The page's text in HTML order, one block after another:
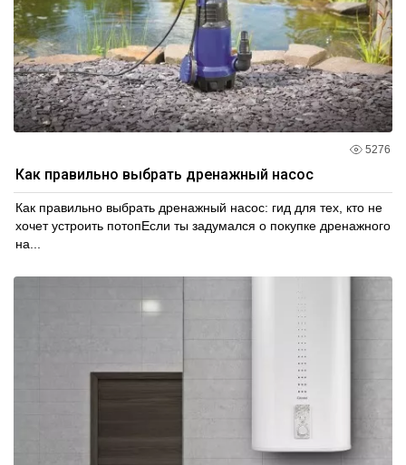
5276
Как правильно выбрать дренажный насос
Как правильно выбрать дренажный насос: гид для тех, кто не
хочет устроить потопЕсли ты задумался о покупке дренажного
на...